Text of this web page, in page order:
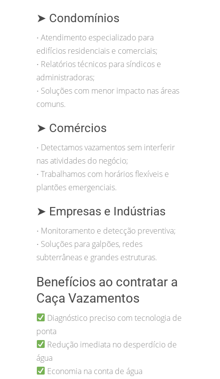
➤ Condomínios
• Atendimento especializado para
edifícios residenciais e comerciais;
• Relatórios técnicos para síndicos e
administradoras;
• Soluções com menor impacto nas áreas
comuns.
➤ Comércios
• Detectamos vazamentos sem interferir
nas atividades do negócio;
• Trabalhamos com horários flexíveis e
plantões emergenciais.
➤ Empresas e Indústrias
• Monitoramento e detecção preventiva;
• Soluções para galpões, redes
subterrâneas e grandes estruturas.
Benefícios ao contratar a
Caça Vazamentos
Diagnóstico preciso com tecnologia de
ponta
Redução imediata no desperdício de
água
Economia na conta de água